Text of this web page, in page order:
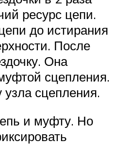
ресурс цепи.
до истирания
После
Она
сцепления.
сцепления.
и муфту. Но